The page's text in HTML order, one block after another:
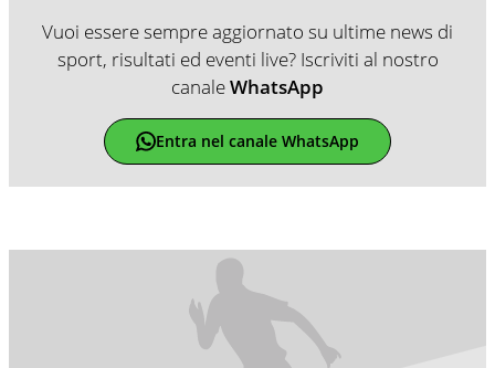
Vuoi essere sempre aggiornato su ultime news di
sport, risultati ed eventi live? Iscriviti al nostro
canaleWhatsApp
Entra nel canale WhatsApp